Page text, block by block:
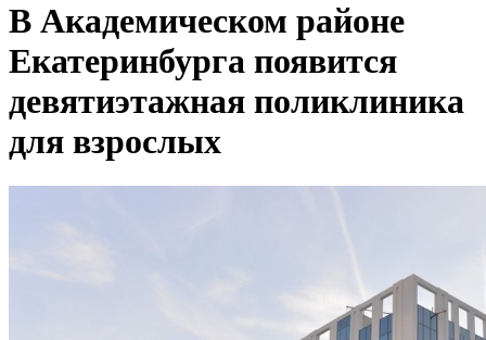
В Академическом районе
Екатеринбурга появится
девятиэтажная поликлиника
для взрослых